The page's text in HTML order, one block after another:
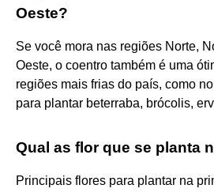
Oeste?
Se você mora nas regiões Norte,
Oeste, o coentro também é uma
regiões mais frias do país, como
para plantar beterraba, brócolis,
Qual as flor que se planta
Principais flores para plantar na